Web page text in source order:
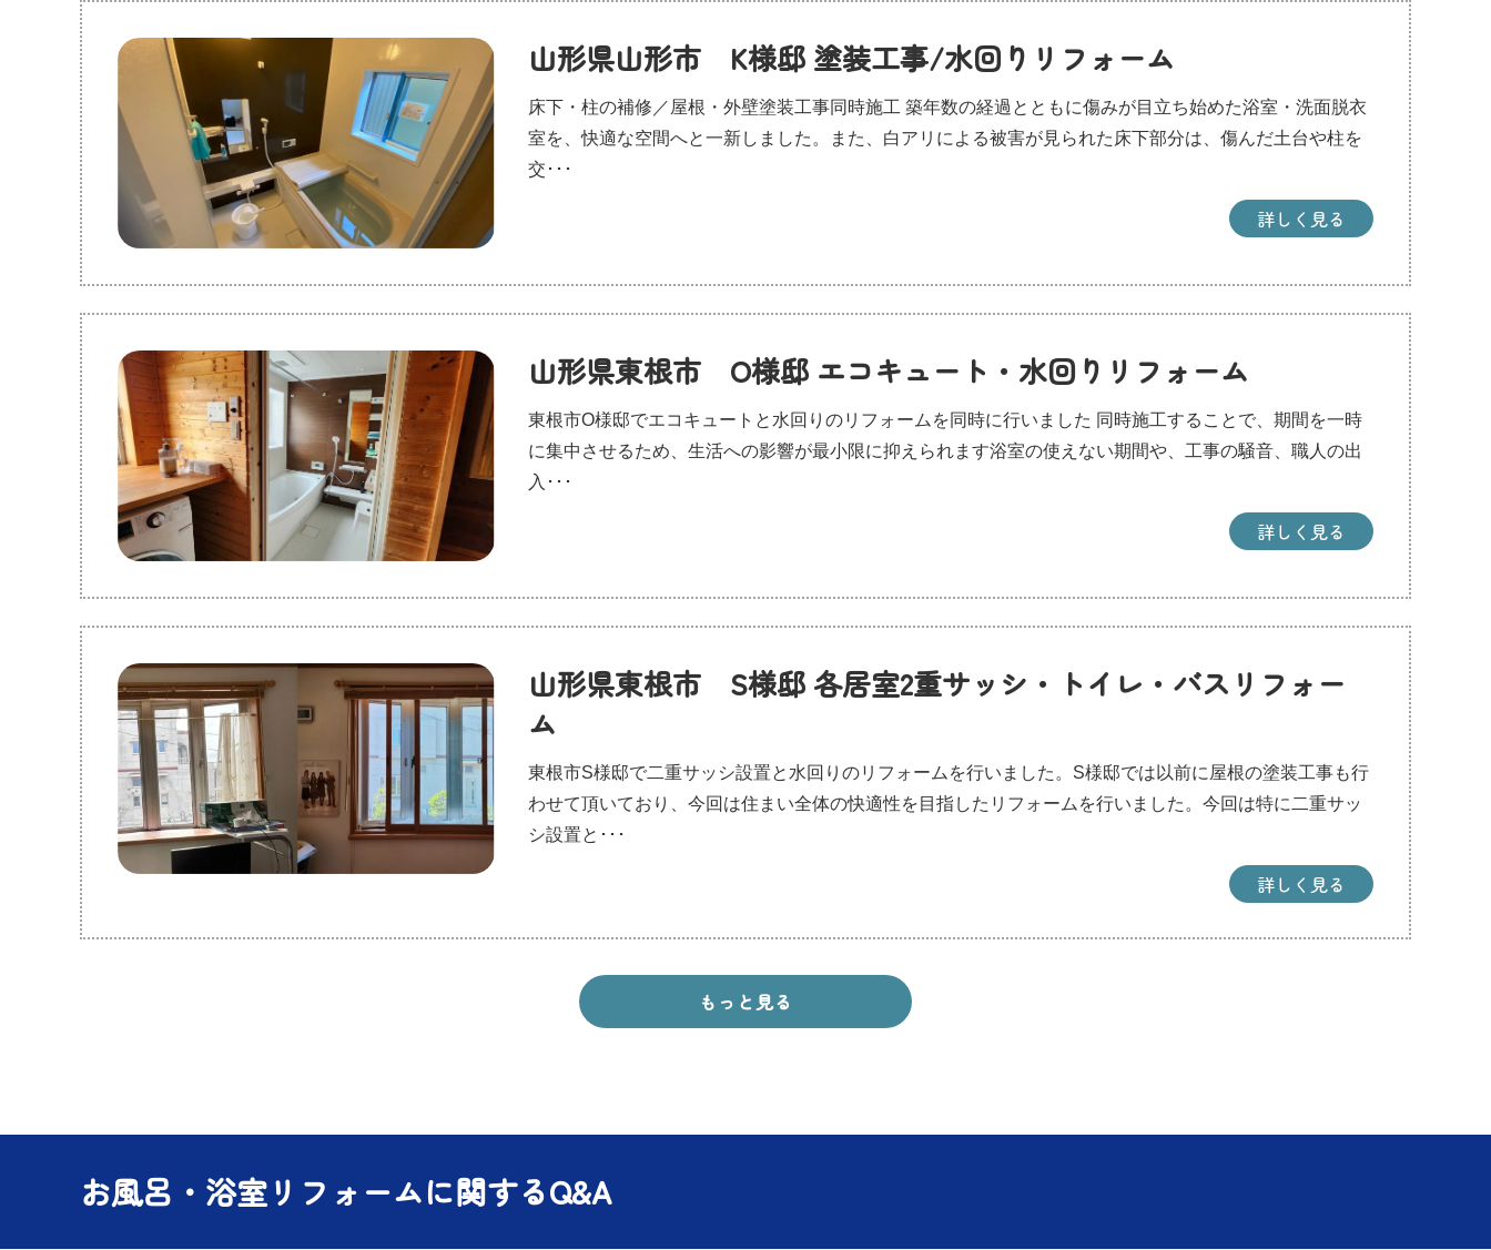
山形県山形市 K様邸 塗装工事/水回りリフォーム
床下・柱の補修／屋根・外壁塗装工事同時施工 築年数の経過とともに傷みが目立ち始めた浴室・洗面脱衣
室を、快適な空間へと一新しました。また、白アリによる被害が見られた床下部分は、傷んだ土台や柱を
交･･･
詳しく見る
山形県東根市 O様邸 エコキュート・水回りリフォーム
東根市O様邸でエコキュートと水回りのリフォームを同時に行いました 同時施工することで、期間を一時
に集中させるため、生活への影響が最小限に抑えられます浴室の使えない期間や、工事の騒音、職人の出
入･･･
詳しく見る
山形県東根市 S様邸 各居室2重サッシ・トイレ・バスリフォー
ム
東根市S様邸で二重サッシ設置と水回りのリフォームを行いました。S様邸では以前に屋根の塗装工事も行
わせて頂いており、今回は住まい全体の快適性を目指したリフォームを行いました。今回は特に二重サッ
シ設置と･･･
詳しく見る
もっと見る
お風呂・浴室リフォームに関するQ&A